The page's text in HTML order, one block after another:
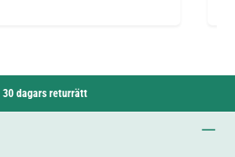
30 dagars returrätt